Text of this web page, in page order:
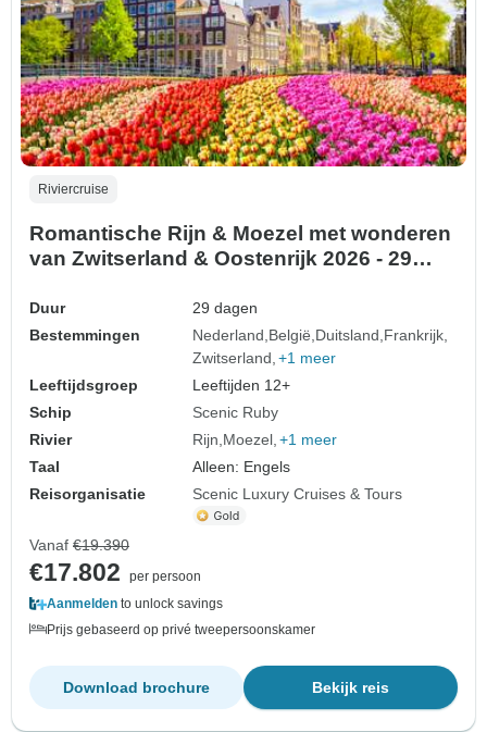
Riviercruise
Romantische Rijn & Moezel met wonderen
van Zwitserland & Oostenrijk 2026 - 29
Duur
29 dagen
Bestemmingen
Nederland België Duitsland Frankrijk
Zwitserland +1 meer
Leeftijdsgroep
Leeftijden 12+
Schip
Scenic Ruby
Rivier
Rijn Moezel +1 meer
Taal
Alleen: Engels
Reisorganisatie
Scenic Luxury Cruises & Tours
Vanaf €19.390
€17.802
per persoon
Aanmelden to unlock savings
Prijs gebaseerd op privé tweepersoonskamer
Bekijk reis
Download brochure